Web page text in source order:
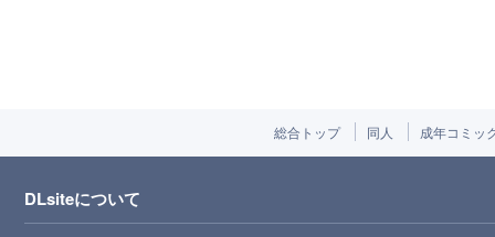
総合トップ 同人 成年コミッ
DLsiteについて